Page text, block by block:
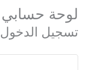
لوحة حسابي
تسجيل الدخول